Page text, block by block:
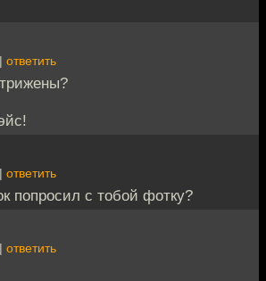
| ответить
| ответить
попросил с тобой фотку?
| ответить